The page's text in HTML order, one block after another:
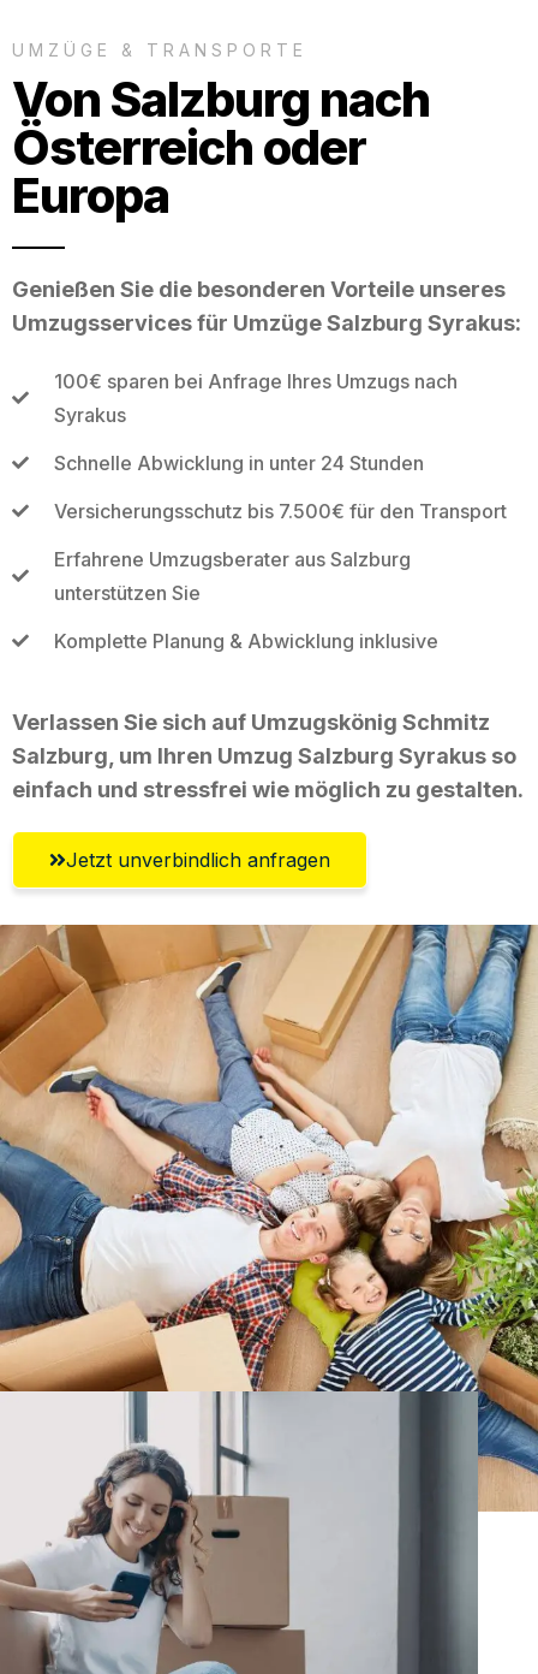
UMZÜGE & TRANSPORTE
Von Salzburg nach
Österreich oder
Europa
Genießen Sie die besonderen Vorteile unseres
Umzugsservices für Umzüge Salzburg Syrakus:
100€ sparen bei Anfrage Ihres Umzugs nach
Syrakus
Schnelle Abwicklung in unter 24 Stunden
Versicherungsschutz bis 7.500€ für den Transport
Erfahrene Umzugsberater aus Salzburg
unterstützen Sie
Komplette Planung & Abwicklung inklusive
Verlassen Sie sich auf Umzugskönig Schmitz
Salzburg, um Ihren Umzug Salzburg Syrakus so
einfach und stressfrei wie möglich zu gestalten.
Jetzt unverbindlich anfragen